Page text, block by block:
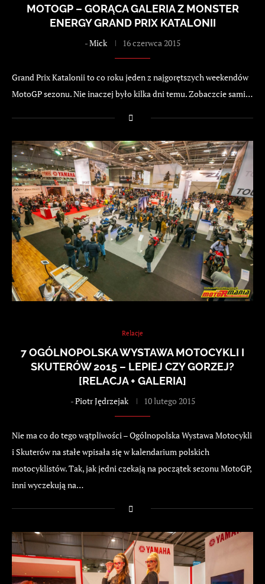
MOTOGP – GORĄCA GALERIA Z MONSTER
ENERGY GRAND PRIX KATALONII
-Mick 16 czerwca 2015
Grand Prix Katalonii to co roku jeden z najgorętszych weekendów
MotoGP sezonu. Nie inaczej było kilka dni temu. Zobaczcie sami…
Relacje
7 OGÓLNOPOLSKA WYSTAWA MOTOCYKLI I
SKUTERÓW 2015 – LEPIEJ CZY GORZEJ?
[RELACJA + GALERIA]
-Piotr Jędrzejak 10 lutego 2015
Nie ma co do tego wątpliwości – Ogólnopolska Wystawa Motocykli
i Skuterów na stałe wpisała się w kalendarium polskich
motocyklistów. Tak, jak jedni czekają na początek sezonu MotoGP,
inni wyczekują na…